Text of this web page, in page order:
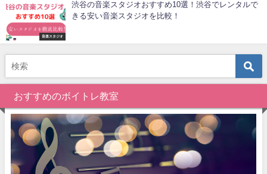
音楽スタジオ
渋谷の音楽スタジオおすすめ10選！渋谷でレンタルで
きる安い音楽スタジオを比較！
おすすめのボイトレ教室